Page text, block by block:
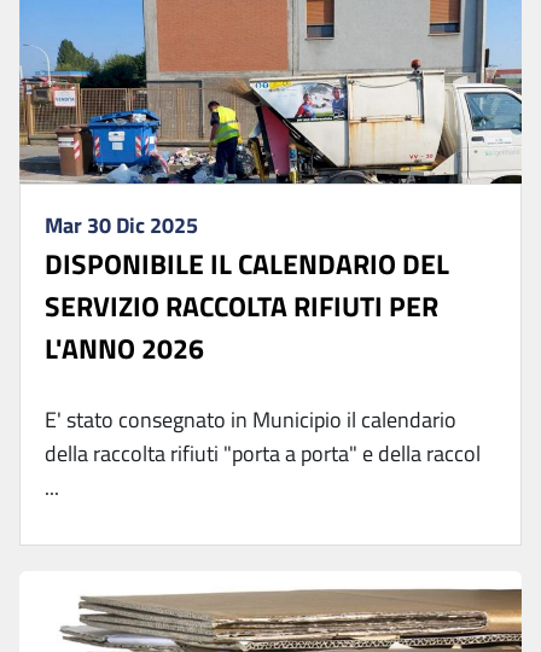
Mar 30 Dic 2025
DISPONIBILE IL CALENDARIO DEL
SERVIZIO RACCOLTA RIFIUTI PER
L'ANNO 2026
E' stato consegnato in Municipio il calendario
della raccolta rifiuti "porta a porta" e della raccol
...